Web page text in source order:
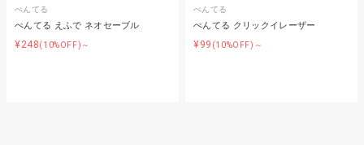
ぺんてる
ぺんてる えふで ネオセーブル
¥248(10%OFF)～
ぺんてる
ぺんてる クリックイレーザー
¥99 (10%OFF)～